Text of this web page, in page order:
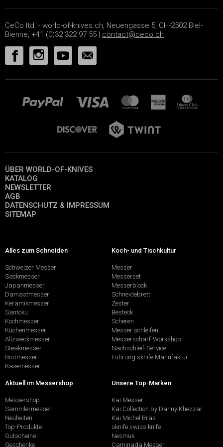
CeCo ltd. - world-of-knives.ch, Neuengasse 5, CH-2502 Biel-
Bienne, +41 (0)32 322 97 55 | contact@ceco.ch
ÜBER WORLD-OF-KNIVES
KATALOG
NEWSLETTER
AGB
DATENSCHUTZ & IMPRESSUM
SITEMAP
Alles zum Schneiden
Schweizer Messer
Sackmesser
Japanmesser
Damastmesser
Keramikmesser
Santoku
Kochmesser
Küchenmesser
Allzweckmesser
Steakmesser
Brotmesser
Käsemesser
Koch- und Tischkultur
Messer
Messerset
Messerblock
Schneidebrett
Zester
Besteck
Scheren
Messer schleifen
Messerschärf-Workshop
Nachschleif-Service
Führung sknife Manufaktur
Aktuell im Messershop
Messershop
Sammlermesser
Neuheiten
Top-Produkte
Gutscheine
Geschenke
Unsere Top-Marken
Kai Messer
Kai Collection by Danny Khezzar
Kai Michel Bras
sknife swiss knife
Nesmuk
Caminada Messer